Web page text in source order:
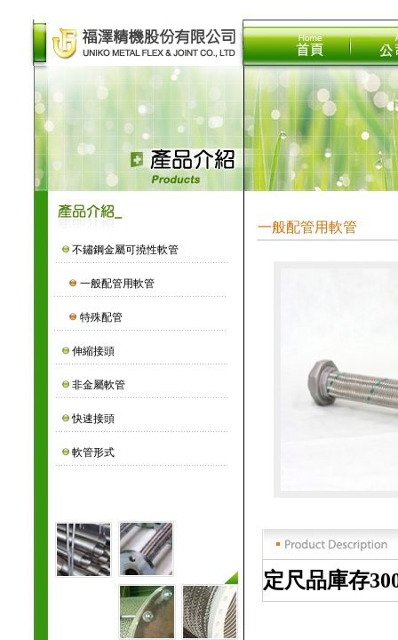
不鏽鋼金屬可撓性軟管
一般配管用軟管
特殊配管
伸縮接頭
非金屬軟管
快速接頭
軟管形式
一般配管用軟管
定尺品庫存